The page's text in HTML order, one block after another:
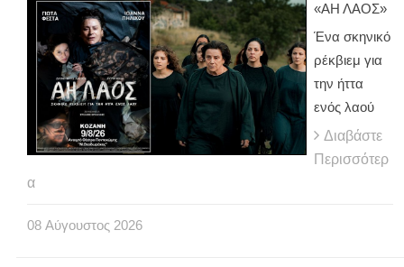
«ΑΗ ΛΑΟΣ»
Ένα σκηνικό
ρέκβιεμ για
την ήττα
ενός λαού
Διαβάστε
Περισσότερ
α
08 Αύγουστος 2026